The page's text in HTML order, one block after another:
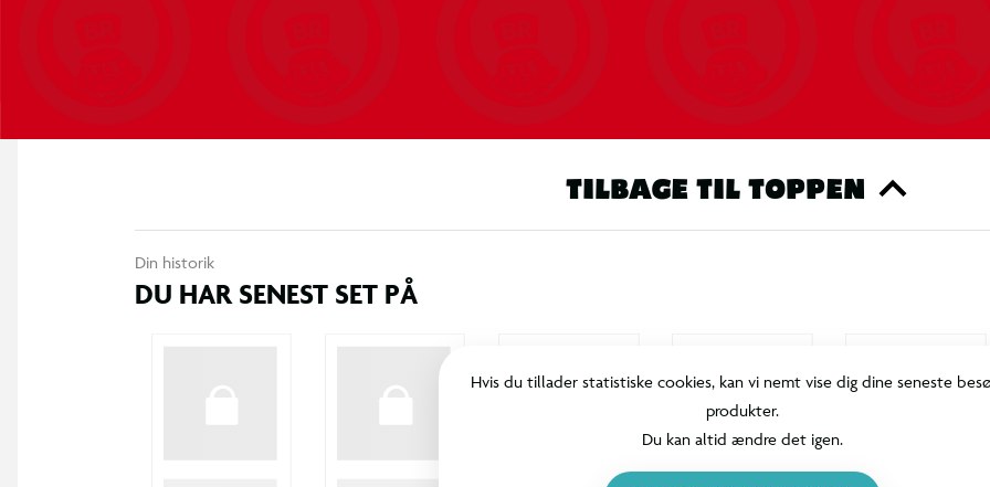
TILBAGE TIL TOPPEN
Din historik
DU HAR SENEST SET PÅ
Hvis du tillader statistiske cookies, kan vi nemt vise dig dine seneste
produkter.
Du kan altid ændre det igen.